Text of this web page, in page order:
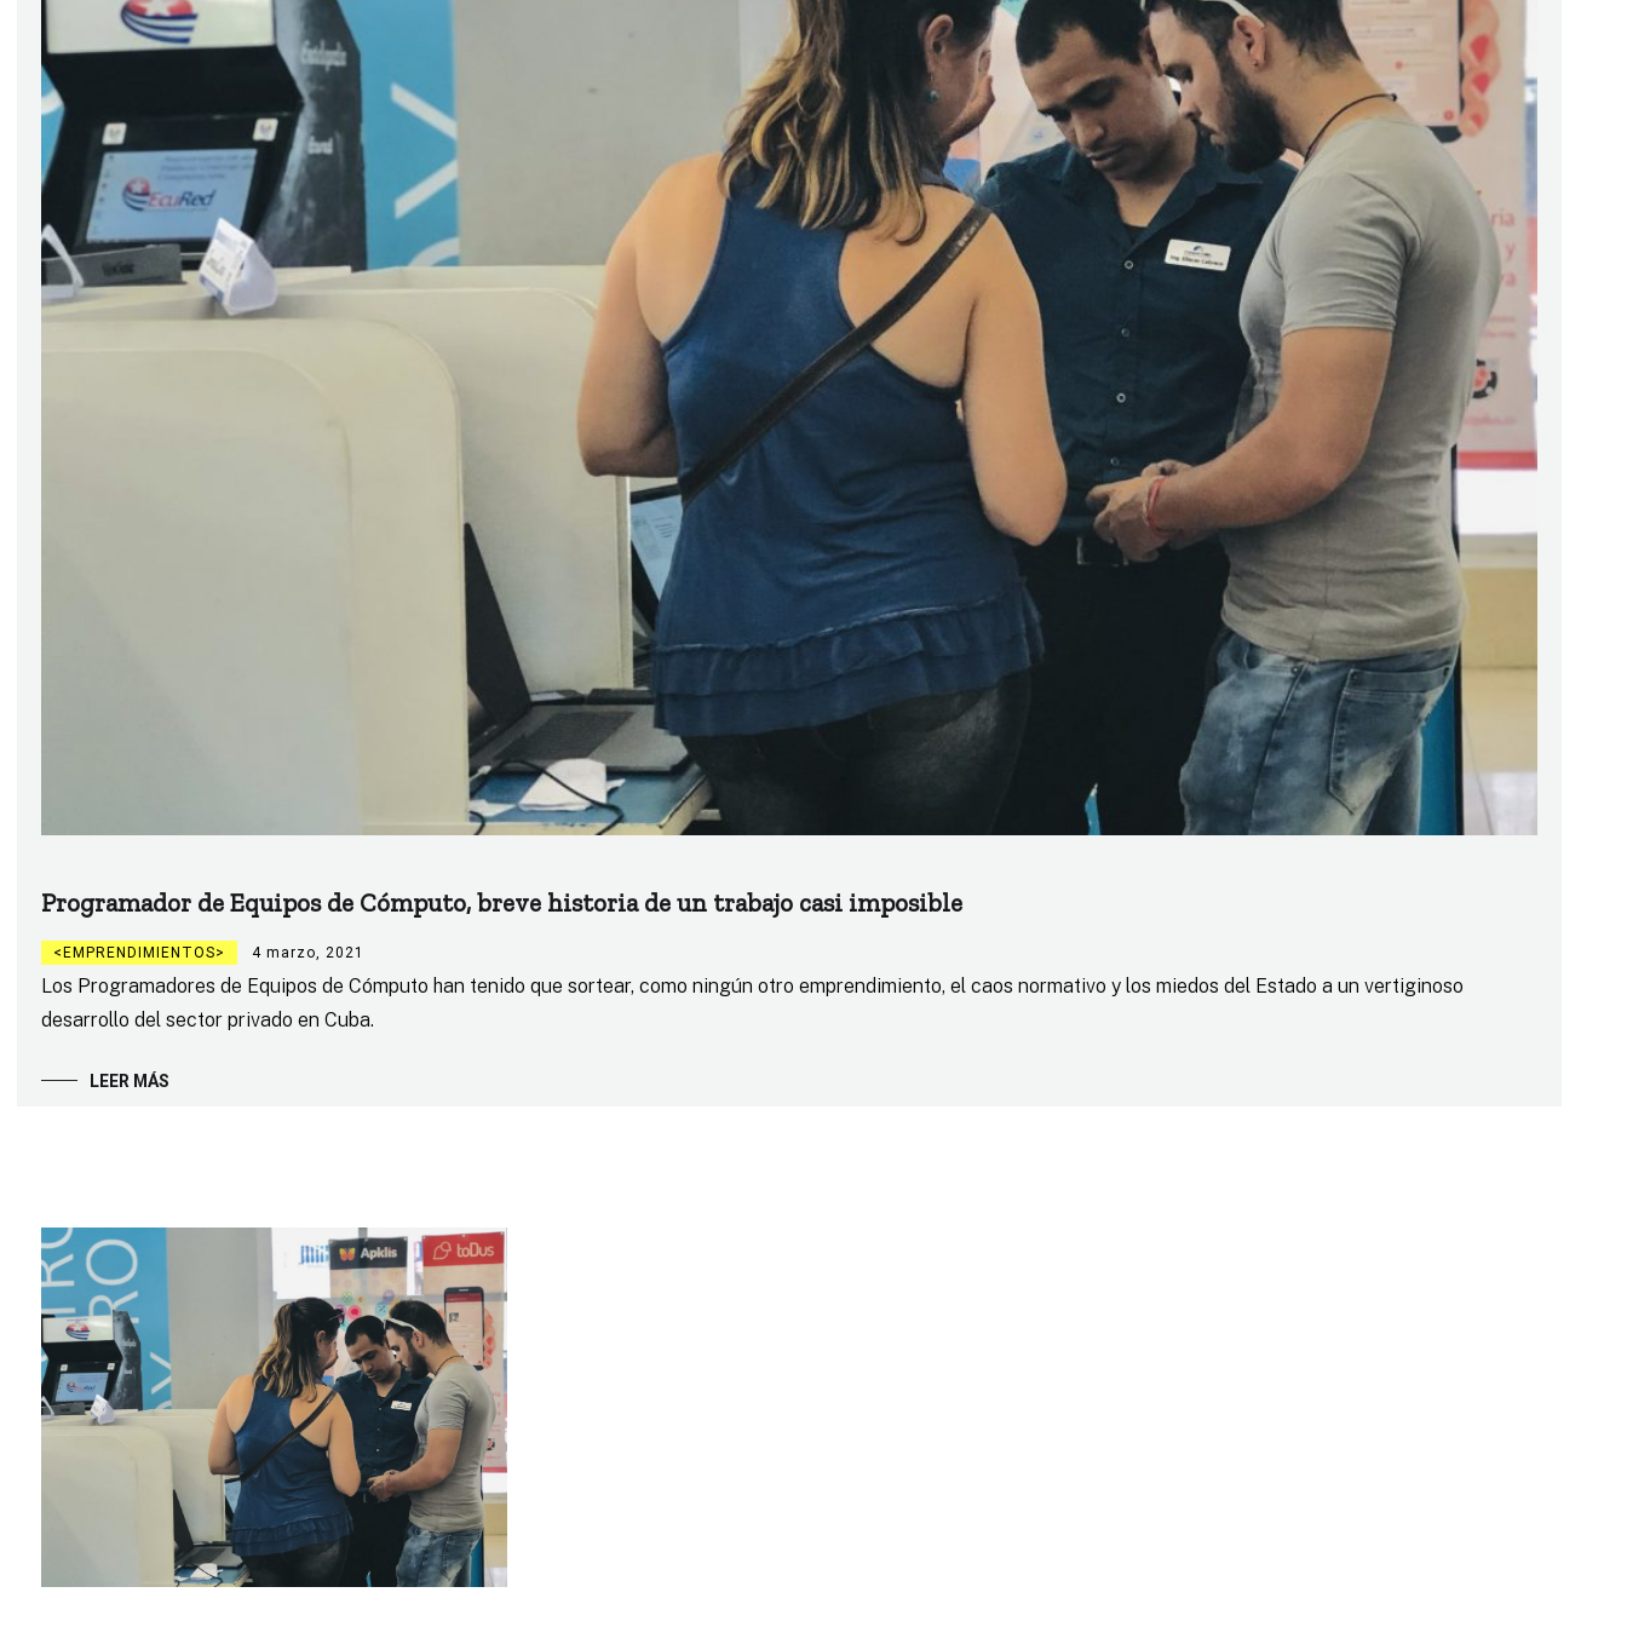
Programador de Equipos de Cómputo, breve historia de un trabajo casi imposible
EMPRENDIMIENTOS 4 marzo, 2021
Los Programadores de Equipos de Cómputo han tenido que sortear, como ningún otro emprendimiento, el caos normativo y los miedos del Estado a un vertiginoso
desarrollo del sector privado en Cuba.
LEER MÁS